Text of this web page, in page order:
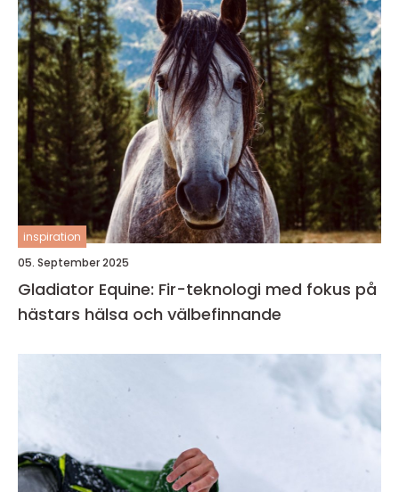
inspiration
05. September 2025
Gladiator Equine: Fir-teknologi med fokus på
hästars hälsa och välbefinnande